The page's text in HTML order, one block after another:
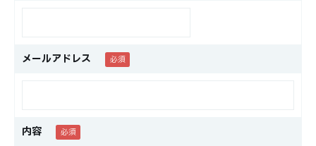
メールアドレス
内容